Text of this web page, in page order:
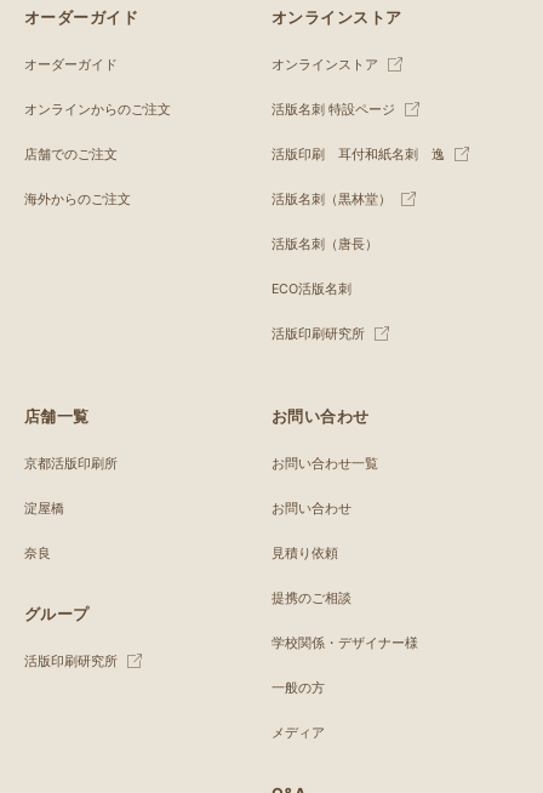
オーダーガイド
オーダーガイド
オンラインからのご注文
店舗でのご注文
海外からのご注文
オンラインストア
オンラインストア
活版名刺 特設ページ
活版印刷 耳付和紙名刺 逸
活版名刺（黒林堂）
活版名刺（唐長）
ECO活版名刺
活版印刷研究所
店舗一覧
京都活版印刷所
淀屋橋
奈良
グループ
活版印刷研究所
お問い合わせ
お問い合わせ一覧
お問い合わせ
見積り依頼
提携のご相談
学校関係・デザイナー様
一般の方
メディア